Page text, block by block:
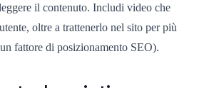
il contenuto. Includi video che
oltre a trattenerlo nel sito per più
fattore di posizionamento SEO).